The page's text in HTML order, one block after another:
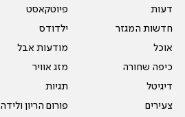
דעות
חדשות המגזר
אוכל
כיפה שחורה
דיגיטל
צעירים
פיוטקאסט
ילדודס
מודעות אבל
מזג אוויר
תגיות
פורום הריון ולידה